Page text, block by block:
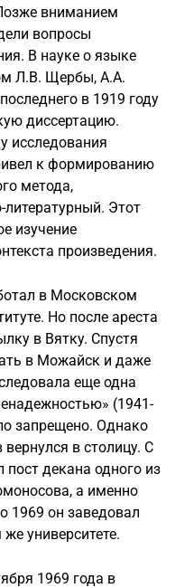
вниманием
вопросы
В науке о языке
Л.В. Щербы, А.А.
в 1919 году
диссертацию.
исследования
к формированию
метода,
Этот
изучение
произведения.
в Московском
Но после ареста
в Вятку. Спустя
в Можайск и даже
еще одна
(1941-
запрещено. Однако
в столицу. С
пост декана одного из
а именно
1969 он заведовал
университете.
1969 года в